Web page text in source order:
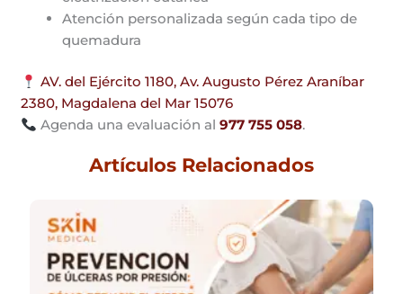
Atención personalizada según cada tipo de
quemadura
AV. del Ejército 1180, Av. Augusto Pérez Araníbar
2380, Magdalena del Mar 15076
Agenda una evaluación al 977 755 058.
Artículos Relacionados